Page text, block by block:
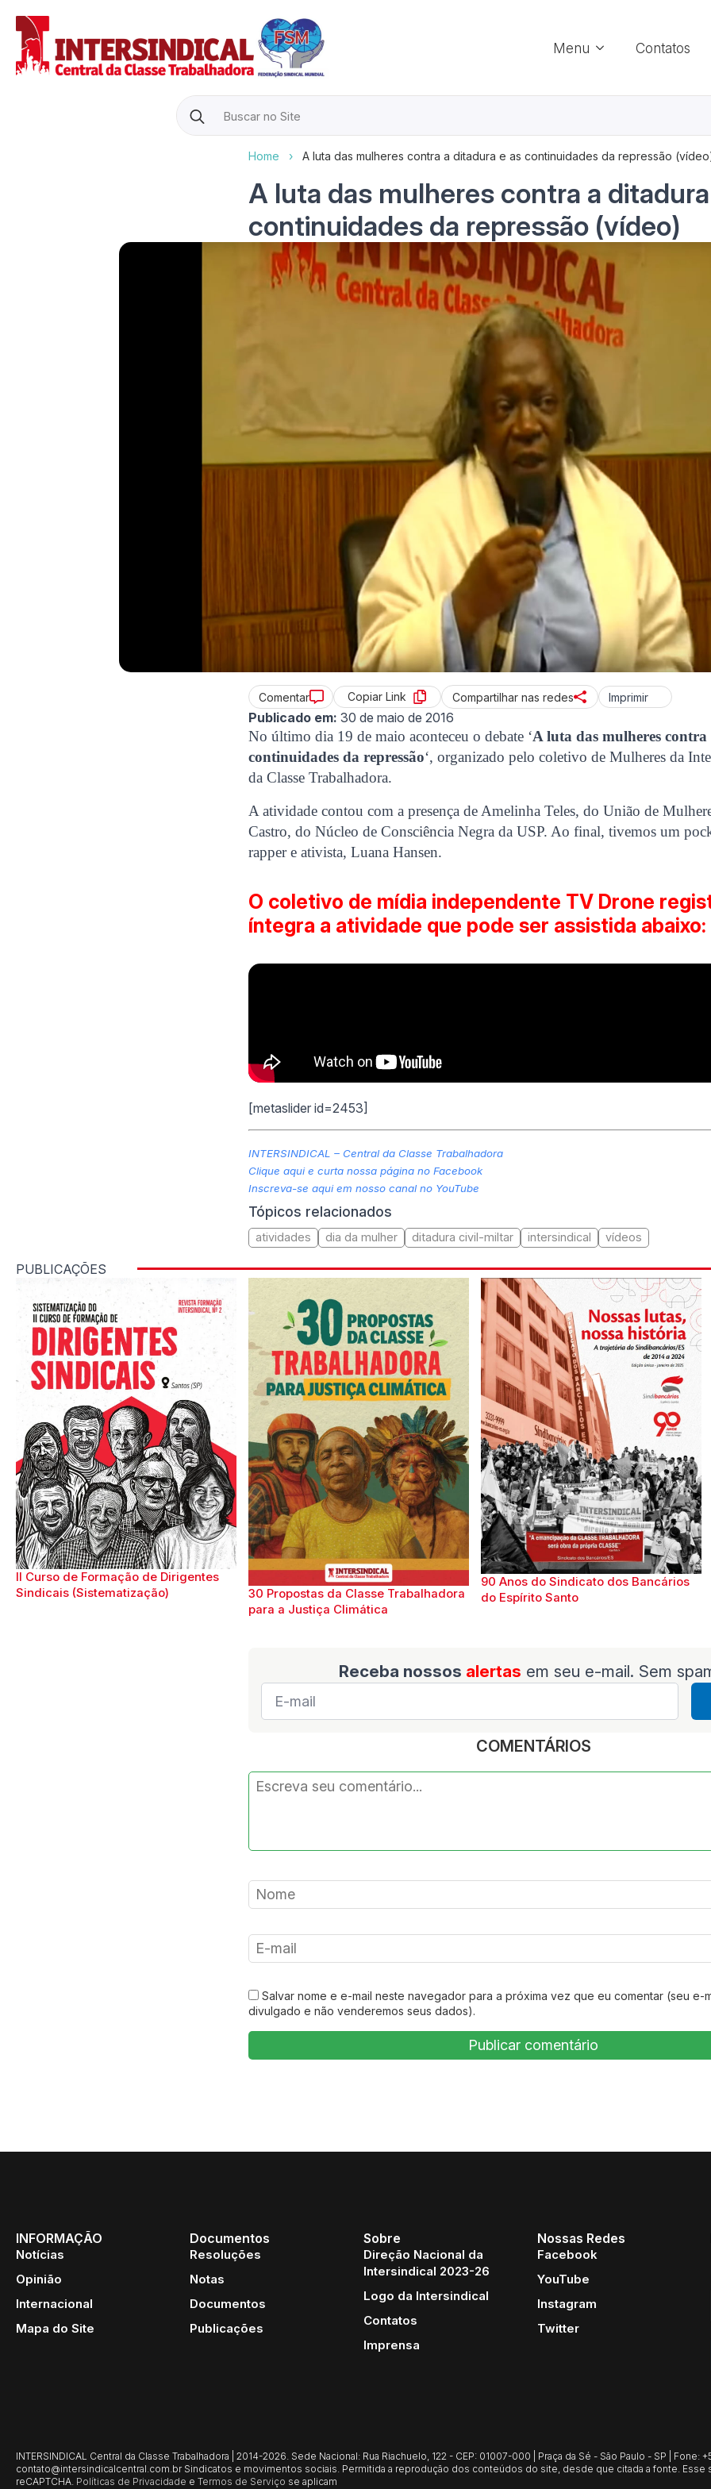
Menu Contatos
Search
for:
Home › A luta das mulheres contra a ditadura e as continuidades da repressão
A luta das mulheres contra a
continuidades da repressão (vídeo)
Comentar Copiar Link Compartilhar nas redes Imprimir
Publicado em: 30 de maio de 2016
No último dia 19 de maio aconteceu o debate ‘A luta das mulheres
continuidades da repressão‘, organizado pelo coletivo de Mulheres da
da Classe Trabalhadora.
A atividade contou com a presença de Amelinha Teles, do União de
Castro, do Núcleo de Consciência Negra da USP. Ao final, tivemos um
rapper e ativista, Luana Hansen.
O coletivo de mídia independente TV Drone
íntegra a atividade que pode ser assistida abaixo:
[metaslider id=2453]
INTERSINDICAL – Central da Classe Trabalhadora
Clique aqui e curta nossa página no Facebook
Inscreva-se aqui em nosso canal no YouTube
Tópicos relacionados
atividades dia da mulher ditadura civil-miltar intersindical vídeos
PUBLICAÇÕES
II Curso de Formação de Dirigentes
Sindicais (Sistematização)
30 Propostas da Classe Trabalhadora
para a Justiça Climática
90 Anos do Sindicato dos Bancários
do Espírito Santo
Receba nossos alertas em seu e-mail. Sem
E-
mail
COMENTÁRIOS
Salvar nome e e-mail neste navegador para a próxima vez que eu comentar (seu e-
divulgado e não venderemos seus dados).
INFORMAÇÃO
Notícias
Opinião
Internacional
Mapa do Site
Documentos
Resoluções
Notas
Documentos
Publicações
Sobre
Direção Nacional da
Intersindical 2023-26
Logo da Intersindical
Contatos
Imprensa
Nossas Redes
Facebook
YouTube
Instagram
Twitter
INTERSINDICAL Central da Classe Trabalhadora | 2014-2026. Sede Nacional: Rua Riachuelo, 122 - CEP: 01007-000 | Praça da Sé - São Paulo - SP | Fone:
contato@intersindicalcentral.com.br Sindicatos e movimentos sociais. Permitida a reprodução dos conteúdos do site, desde que citada a fonte.
reCAPTCHA. Políticas de Privacidade e Termos de Serviço se aplicam